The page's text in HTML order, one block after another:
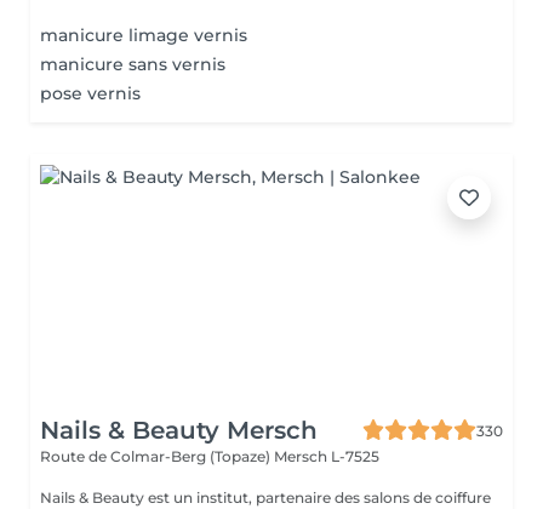
manicure limage vernis
manicure sans vernis
pose vernis
Nails & Beauty Mersch
330
Route de Colmar-Berg (Topaze) Mersch L-7525
Nails & Beauty est un institut, partenaire des salons de coiffure